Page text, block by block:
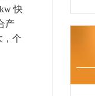
快
产
，个